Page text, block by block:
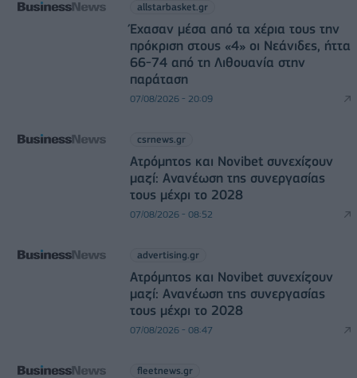
allstarbasket.gr
Έχασαν μέσα από τα χέρια τους την
πρόκριση στους «4» οι Νεάνιδες, ήττα
66-74 από τη Λιθουανία στην
παράταση
07/08/2026 - 20:09
csrnews.gr
Ατρόμητος και Novibet συνεχίζουν
μαζί: Ανανέωση της συνεργασίας
τους μέχρι το 2028
07/08/2026 - 08:52
advertising.gr
Ατρόμητος και Novibet συνεχίζουν
μαζί: Ανανέωση της συνεργασίας
τους μέχρι το 2028
07/08/2026 - 08:47
fleetnews.gr